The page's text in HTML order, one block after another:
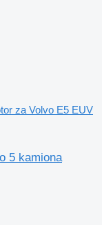
za Volvo E5 EUV
5 kamiona